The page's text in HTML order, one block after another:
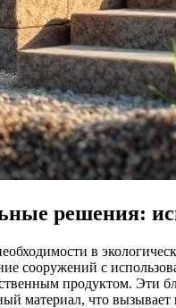
решения:
в
сооружений с
продуктом.
материал, что